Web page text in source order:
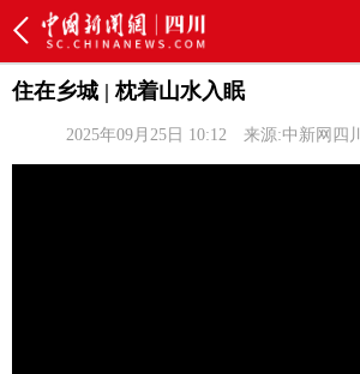
住在乡城 | 枕着山水入眠
2025年09月25日 10:12 来源:中新网四川